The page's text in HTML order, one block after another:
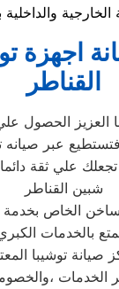
اجهزة
القناطر
عبر صيانه
علي ثقة
شبين القناطر
الخاص بخدمة
بالخدمات
الخدمات